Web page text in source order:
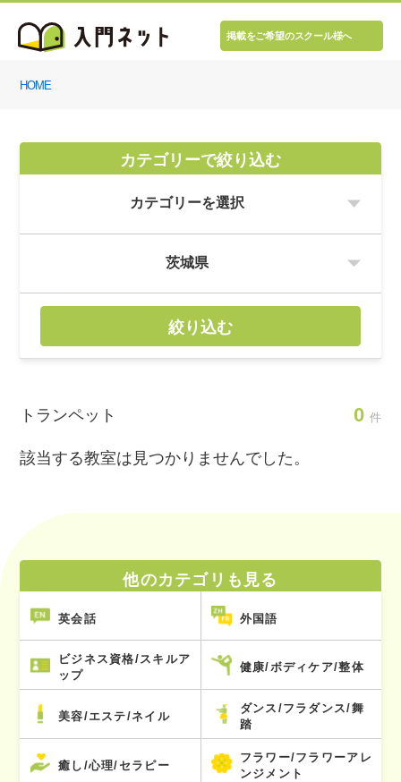
掲載をご希望のスクール様へ
HOME
カテゴリーで絞り込む
絞り込む
トランペット 0 件
該当する教室は見つかりませんでした。
他のカテゴリも見る
英会話 外国語
ビジネス資格/スキルア
ップ
健康/ボディケア/整体
美容/エステ/ネイル
ダンス/フラダンス/舞
踏
癒し/心理/セラピー
フラワー/フラワーアレ
ンジメント